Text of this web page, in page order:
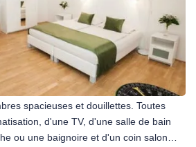
spacieuses et douillettes. Toutes
d'une TV, d'une salle de bain
ou une baignoire et d'un coin salon